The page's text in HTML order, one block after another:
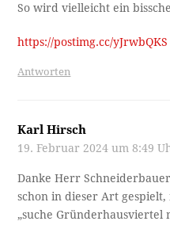
So wird vielleicht ein
https://postimg.cc/yJrwbQKS
Antworten
Karl Hirsch
19. Februar 2024 um 8:49
Danke Herr
schon in dieser Art
„suche Gründerhausviertel